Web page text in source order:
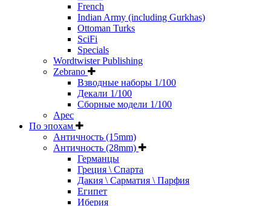
French
Indian Army (including Gurkhas)
Ottoman Turks
SciFi
Specials
Wordtwister Publishing
Zebrano
Взводные наборы 1/100
Декали 1/100
Сборные модели 1/100
Арес
По эпохам
Античность (15mm)
Античность (28mm)
Германцы
Греция \ Спарта
Дакия \ Сарматия \ Парфия
Египет
Иберия